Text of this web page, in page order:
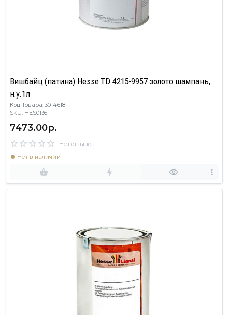
Вишбайц (патина) Hesse TD 4215-9957 золото шампань,
н.у.1л
Код Товара: 3014618
SKU: HES0136
7473.00р.
Нет отзывов
Нет в наличии